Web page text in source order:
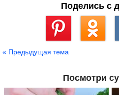
Поделись с
« Предыдущая тема
Посмотри